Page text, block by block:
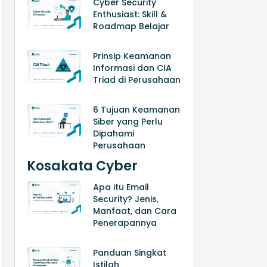
Cyber Security
Enthusiast: Skill &
Roadmap Belajar
Prinsip Keamanan
Informasi dan CIA
Triad di Perusahaan
6 Tujuan Keamanan
Siber yang Perlu
Dipahami
Perusahaan
Kosakata Cyber
Apa itu Email
Security? Jenis,
Manfaat, dan Cara
Penerapannya
Panduan Singkat